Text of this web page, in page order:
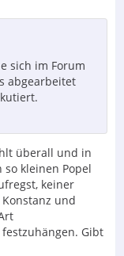
sich im Forum
abgearbeitet
überall und in
kleinen Popel
keiner
und
Gibt